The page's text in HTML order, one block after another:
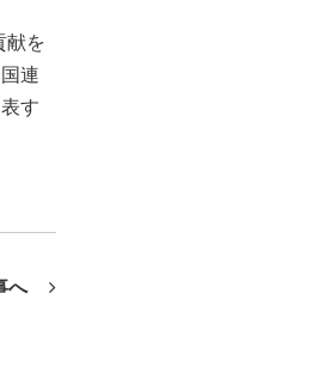
献を
連
す
へ